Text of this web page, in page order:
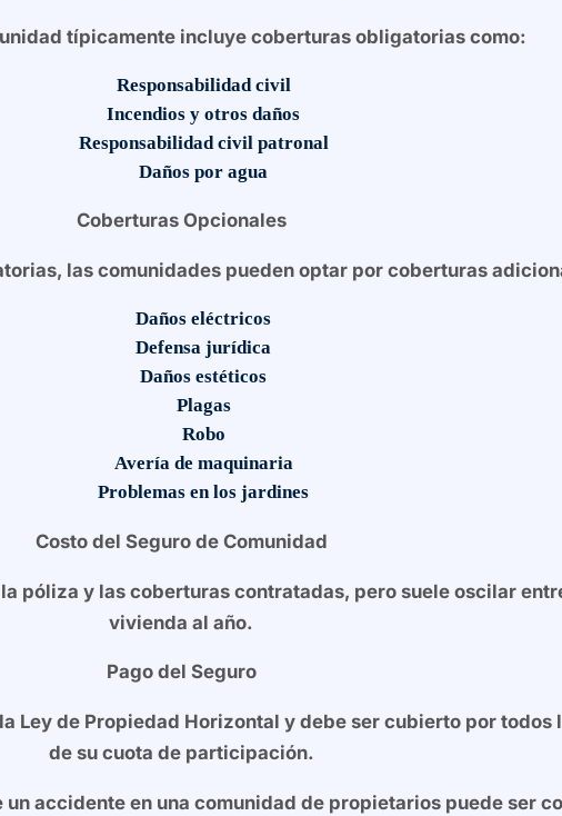
típicamente incluye coberturas obligatorias como:
Responsabilidad civil
Incendios y otros daños
Responsabilidad civil patronal
Daños por agua
Coberturas Opcionales
las comunidades pueden optar por coberturas
Daños eléctricos
Defensa jurídica
Daños estéticos
Plagas
Robo
Avería de maquinaria
Problemas en los jardines
Costo del Seguro de Comunidad
póliza y las coberturas contratadas, pero suele oscilar
vivienda al año.
Pago del Seguro
Ley de Propiedad Horizontal y debe ser cubierto por
de su cuota de participación.
accidente en una comunidad de propietarios puede ser